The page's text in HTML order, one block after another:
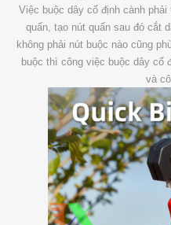
Việc buộc dây cố định cành
quấn, tạo nút quấn sau đó cắt
không phải nút buộc nào cũng
buộc thì công việc buộc dây cố
và